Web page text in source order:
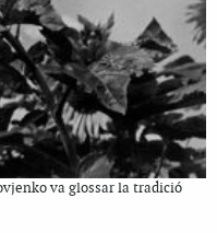
va glossar la tradició